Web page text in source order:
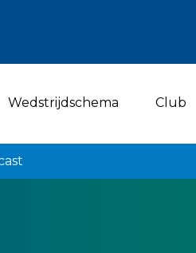
Wedstrijdschema Club